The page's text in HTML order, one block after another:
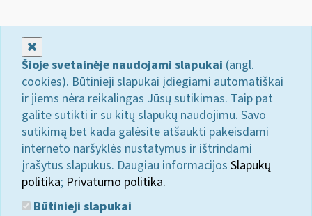
Šioje svetainėje naudojami slapukai (angl.
cookies). Būtinieji slapukai įdiegiami automatiškai
ir jiems nėra reikalingas Jūsų sutikimas. Taip pat
galite sutikti ir su kitų slapukų naudojimu. Savo
sutikimą bet kada galėsite atšaukti pakeisdami
interneto naršyklės nustatymus ir ištrindami
įrašytus slapukus. Daugiau informacijos Slapukų
politika; Privatumo politika.
Būtinieji slapukai